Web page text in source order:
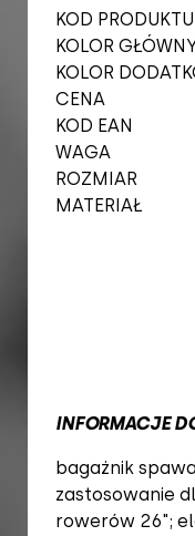
KOD PRODUKTU
KOLOR
KOLOR
CENA
KOD EAN
WAGA
ROZMIAR
MATERIAŁ
INFORMACJE
bagażnik
zastosowanie
rowerów 26";